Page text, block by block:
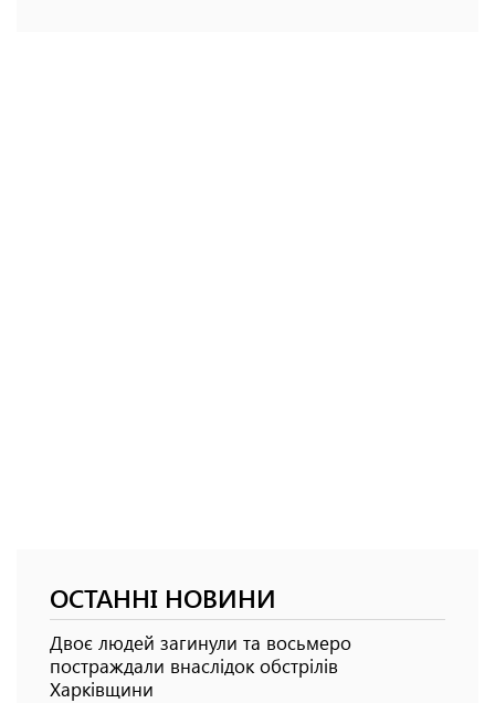
ОСТАННІ НОВИНИ
Двоє людей загинули та восьмеро
постраждали внаслідок обстрілів
Харківщини